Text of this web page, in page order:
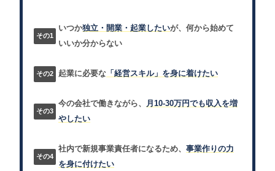
いつか独立・開業・起業したいが、何から始めて
いいか分からない
起業に必要な 「経営スキル」を身に着けたい
今の会社で働きながら、
月10-30万円でも収入を増
やしたい
社内で新規事業責任者になるため、事業作りの力
を身に付けたい